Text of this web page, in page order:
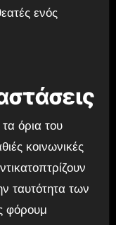
ενός
όρια του
κοινωνικές
ταυτότητα των
φόρουμ